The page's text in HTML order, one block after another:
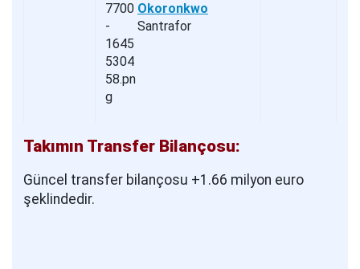
Okoronkwo
Santrafor
Takımın Transfer Bilançosu:
Güncel transfer bilançosu +1.66 milyon euro
şeklindedir.